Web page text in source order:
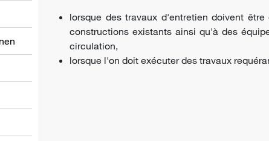
lorsque des travaux d'entretien doivent
constructions existants ainsi qu'à des
circulation,
lorsque l'on doit exécuter des travaux